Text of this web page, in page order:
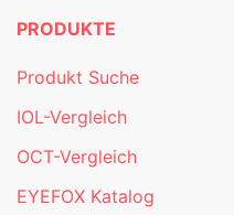
PRODUKTE
Produkt Suche
IOL-Vergleich
OCT-Vergleich
EYEFOX Katalog